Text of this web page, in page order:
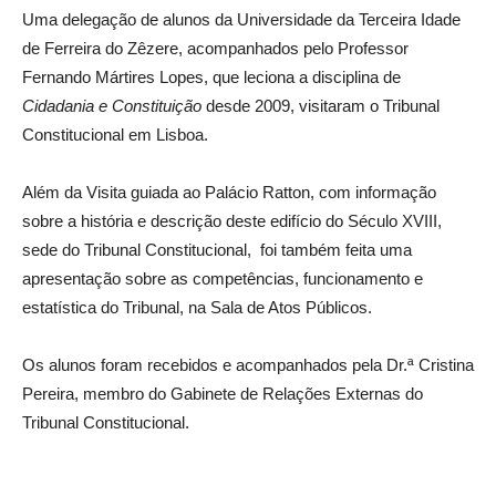
Uma delegação de alunos da Universidade da Terceira Idade
de Ferreira do Zêzere, acompanhados pelo Professor
Fernando Mártires Lopes, que leciona a disciplina de
Cidadania e Constituição desde 2009, visitaram o Tribunal
Constitucional em Lisboa.
Além da Visita guiada ao Palácio Ratton, com informação
sobre a história e descrição deste edifício do Século XVIII,
sede do Tribunal Constitucional, foi também feita uma
apresentação sobre as competências, funcionamento e
estatística do Tribunal, na Sala de Atos Públicos.
Os alunos foram recebidos e acompanhados pela Dr.ª Cristina
Pereira, membro do Gabinete de Relações Externas do
Tribunal Constitucional.